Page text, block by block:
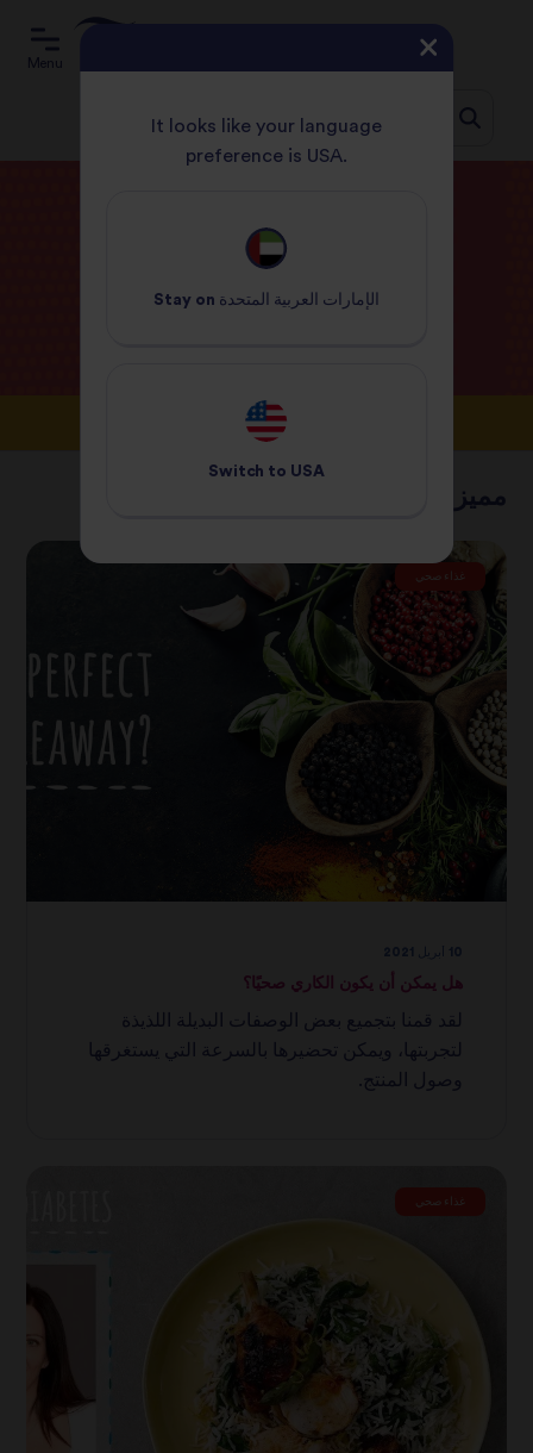
Menu
مدونةTilda
مميزة
غذاء صحي
هل يمكن أن يكون الكاري صحيًا؟
لقد قمنا بتجميع بعض الوصفات البديلة اللذيذة
لتجربتها، ويمكن تحضيرها بالسرعة التي يستغرقها
وصول المنتج.
غذاء صحي
It looks like your language
preference is USA.
Stay on الإمارات العربية المتحدة
Switch to USA